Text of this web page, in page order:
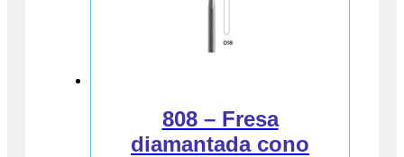
808 – Fresa
diamantada cono